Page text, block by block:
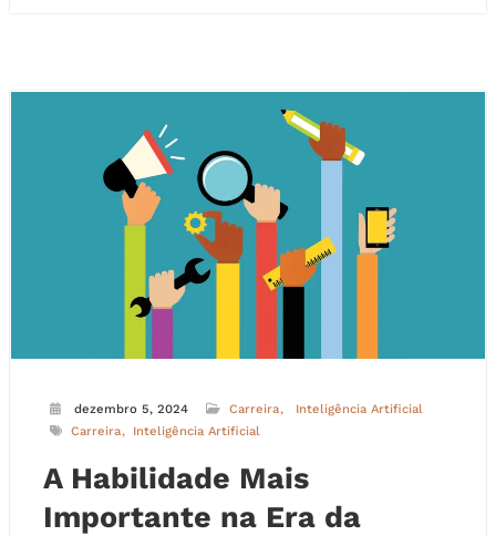
dezembro 5, 2024 Carreira
Inteligência Artificial
Carreira
Inteligência Artificial
A Habilidade Mais
Importante na Era da